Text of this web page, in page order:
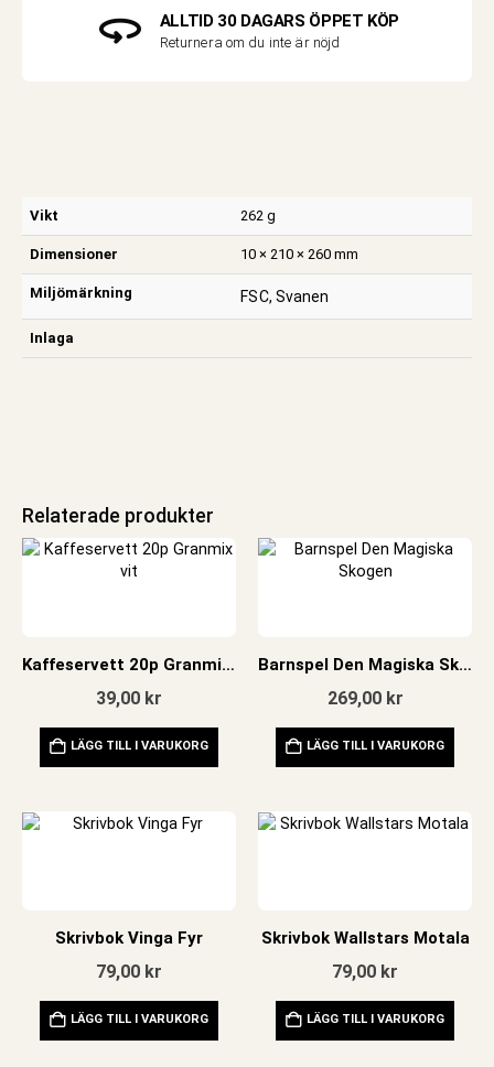
ALLTID 30 DAGARS ÖPPET KÖP
Returnera om du inte är nöjd
Vikt 262 g
Dimensioner 10 × 210 × 260 mm
Miljömärkning FSC, Svanen
Inlaga
Relaterade produkter
Kaffeservett 20p Granmix vit
39,00 kr
LÄGG TILL I VARUKORG
Barnspel Den Magiska Skogen
269,00 kr
LÄGG TILL I VARUKORG
Skrivbok Vinga Fyr
79,00 kr
LÄGG TILL I VARUKORG
Skrivbok Wallstars Motala
79,00 kr
LÄGG TILL I VARUKORG